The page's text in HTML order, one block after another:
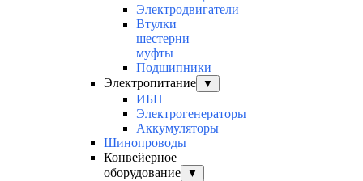
Электродвигатели
Втулки
шестерни
муфты
Подшипники
Электропитание
▼
ИБП
Электрогенераторы
Аккумуляторы
Шинопроводы
Конвейерное
оборудование
▼